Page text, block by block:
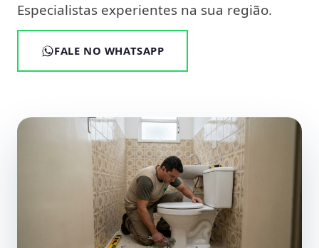
Especialistas experientes na sua região.
FALE NO WHATSAPP